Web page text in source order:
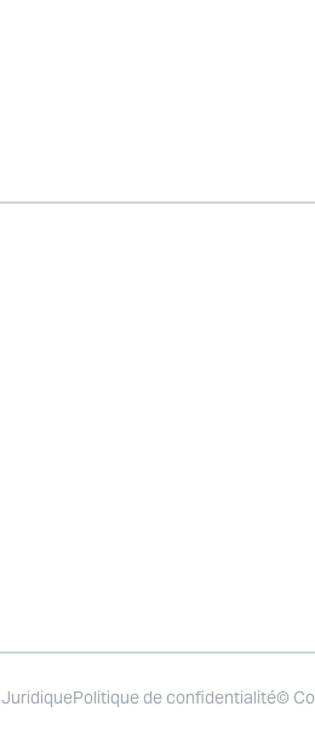
JuridiquePolitique de confidentialité©